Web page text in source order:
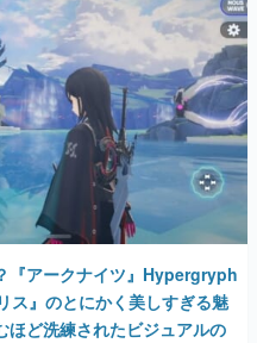
『アークナイツ』Hypergryph
ス』のとにかく美しすぎる魅
ほど洗練されたビジュアルの